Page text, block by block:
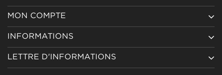
MON COMPTE
INFORMATIONS
LETTRE D'INFORMATIONS